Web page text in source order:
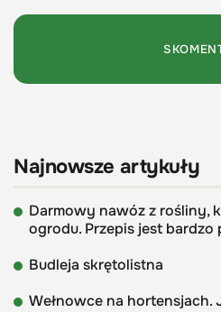
Najnowsze artykuły
Darmowy nawóz z rośliny,
ogrodu. Przepis jest bardzo
Budleja skrętolistna
Wełnowce na hortensjach.